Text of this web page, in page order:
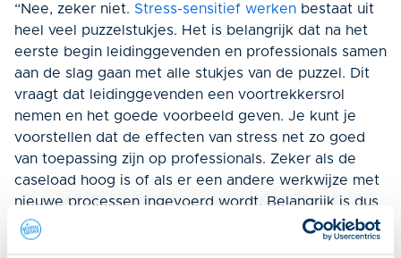
“Nee, zeker niet. Stress-sensitief werken bestaat uit
heel veel puzzelstukjes. Het is belangrijk dat na het
eerste begin leidinggevenden en professionals samen
aan de slag gaan met alle stukjes van de puzzel. Dit
vraagt dat leidinggevenden een voortrekkersrol
nemen en het goede voorbeeld geven. Je kunt je
voorstellen dat de effecten van stress net zo goed
van toepassing zijn op professionals. Zeker als de
caseload hoog is of als er een andere werkwijze met
nieuwe processen ingevoerd wordt. Belangrijk is dus
dat leidinggevenden of kwaliteitsmedewerkers de
professionals coachen volgens de principes van